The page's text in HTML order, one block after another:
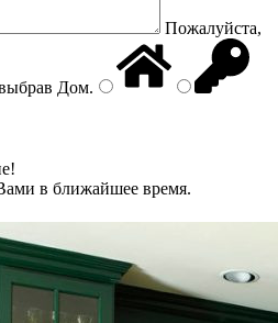
Пожалуйста,
Дом.
в ближайшее время.